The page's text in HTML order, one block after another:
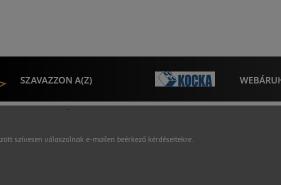
szívesen válaszolnak e-mailen beérkező kérdéseitekre.